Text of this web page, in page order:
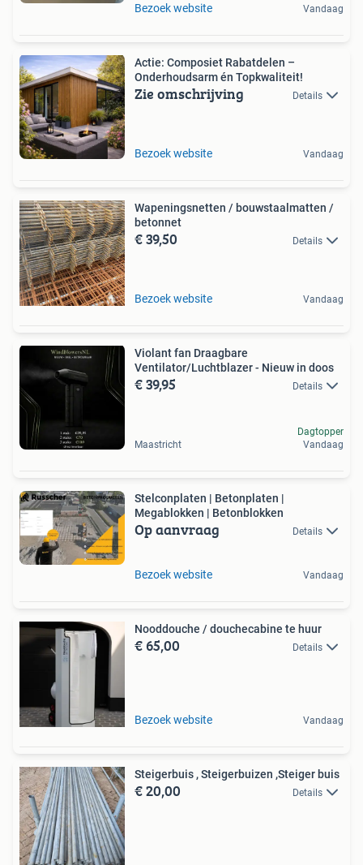
Bezoek website Vandaag
Actie: Composiet Rabatdelen –
Onderhoudsarm én Topkwaliteit!
Zie omschrijving Details
Bezoek website Vandaag
Wapeningsnetten / bouwstaalmatten /
betonnet
€ 39,50 Details
Bezoek website Vandaag
Violant fan Draagbare
Ventilator/Luchtblazer - Nieuw in doos
€ 39,95 Details
Maastricht
Dagtopper
Vandaag
Stelconplaten | Betonplaten |
Megablokken | Betonblokken
Op aanvraag Details
Bezoek website Vandaag
Nooddouche / douchecabine te huur
€ 65,00 Details
Bezoek website Vandaag
Steigerbuis , Steigerbuizen ,Steiger buis
€ 20,00 Details